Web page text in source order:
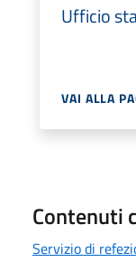
Ufficio
VAI ALLA
Contenuti
Servizio di